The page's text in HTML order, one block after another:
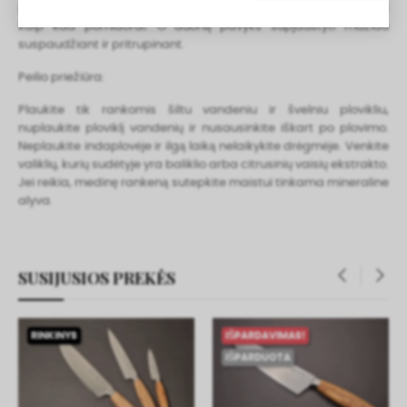
kaip kad pomidorai. O duoną pavyks supjaustyti mažiau
suspaudžiant ir pritrupinant.
Peilio priežiūra:
Plaukite tik rankomis šiltu vandeniu ir švelniu plovikliu,
nuplaukite ploviklį vandenių ir nusausinkite iškart po plovimo.
Neplaukite indaplovėje ir ilgą laiką nelaikykite drėgmėje. Venkite
valiklių, kurių sudėtyje yra baliklio arba citrusinių vaisių ekstrakto.
Jei reikia, medinę rankeną sutepkite maistui tinkama mineraline
alyva.
SUSIJUSIOS PREKĖS